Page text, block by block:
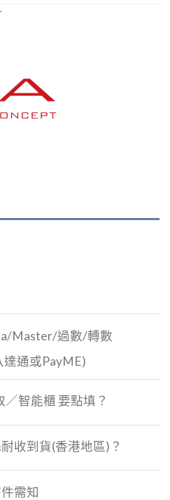
Master/過數/轉數
通或PayME)
智能櫃 要點填？
收到貨(香港地區)？
需知